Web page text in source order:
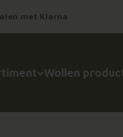
met Klarna
Wollen